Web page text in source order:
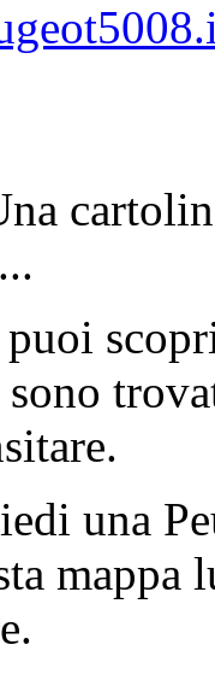
puoi
una